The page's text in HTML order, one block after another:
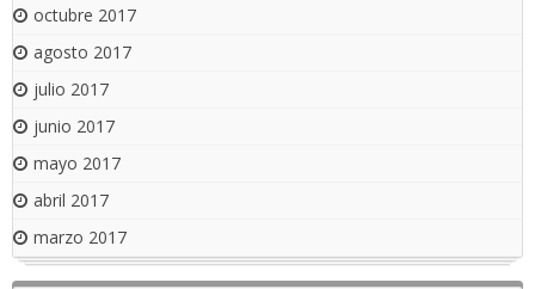
octubre 2017
agosto 2017
julio 2017
junio 2017
mayo 2017
abril 2017
marzo 2017